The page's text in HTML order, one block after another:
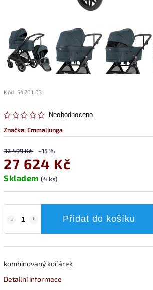
Kód: 54201.03
Neohodnoceno
Značka:Emmaljunga
32 499 Kč –15 %
27 624 Kč
Skladem (4 ks)
Přidat do košíku
kombinovaný kočárek
Detailní informace